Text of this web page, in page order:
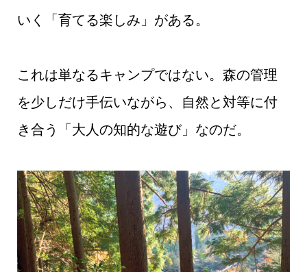
いく「育てる楽しみ」がある。
これは単なるキャンプではない。森の管理
を少しだけ手伝いながら、自然と対等に付
き合う「大人の知的な遊び」なのだ。